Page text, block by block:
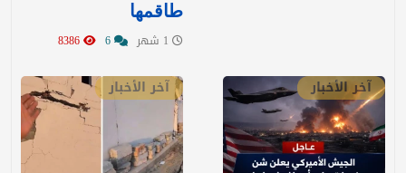
طاقمها
آخر الأخبار آخر الأخبار